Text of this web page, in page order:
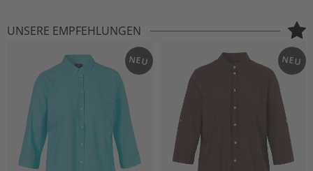
UNSERE EMPFEHLUNGEN
NEU NEU